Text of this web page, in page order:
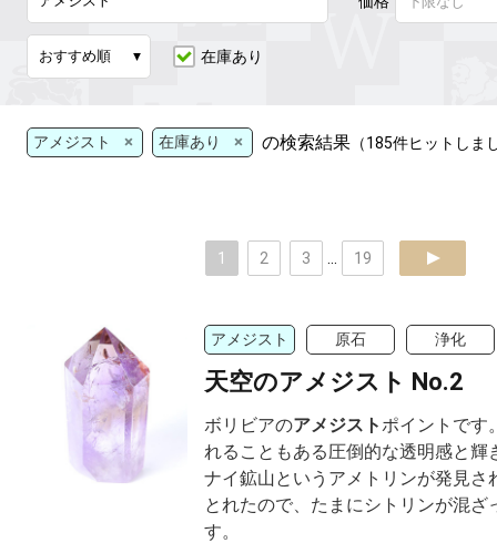
在庫あり
アメジスト × 在庫あり × の検索結果 （185件ヒットしま
1 2 3 19 next
アメジスト 原石 浄化
天空のアメジスト No.2
ボリビアのアメジストポイントです
れることもある圧倒的な透明感と輝
ナイ鉱山というアメトリンが発見さ
とれたので、たまにシトリンが混ざ
す。